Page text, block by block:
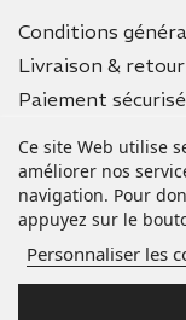
Conditions
Livraison & retour
Paiement sécurisé
VOTRE COMPTE
Informations
Ce site Web utilise
améliorer nos
navigation. Pour
appuyez sur le
Personnaliser les